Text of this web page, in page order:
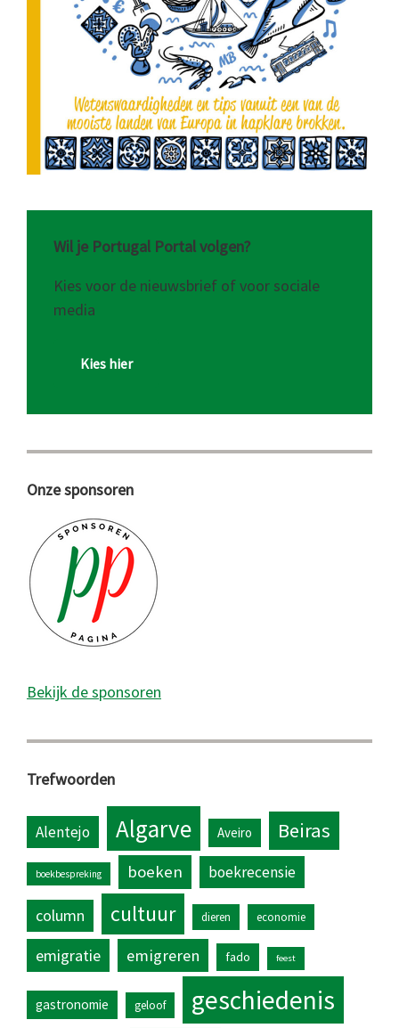
Wil je Portugal Portal volgen?
Kies voor de nieuwsbrief of voor sociale
media
Kies hier
Onze sponsoren
Bekijk de sponsoren
Trefwoorden
Alentejo Algarve Aveiro Beiras
boekbespreking boeken boekrecensie
column cultuur dieren economie
emigratie emigreren fado feest
gastronomie geloof geschiedenis